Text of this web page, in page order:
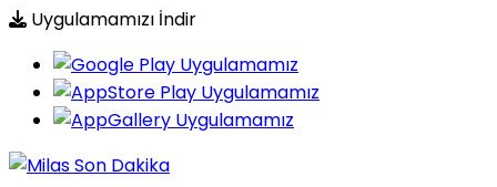
Uygulamamızı İndir